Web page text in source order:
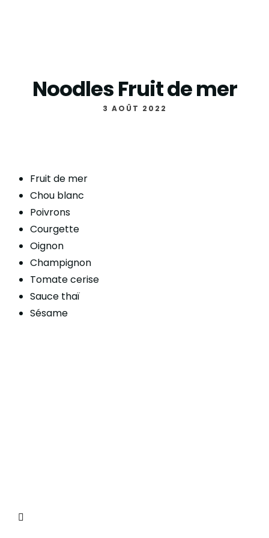
Noodles Fruit de mer
3 AOÛT 2022
Fruit de mer
Chou blanc
Poivrons
Courgette
Oignon
Champignon
Tomate cerise
Sauce thaï
Sésame